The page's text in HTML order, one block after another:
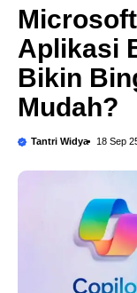
Aplikasi
Bikin
Mudah?
Tantri Widya 18 Sep